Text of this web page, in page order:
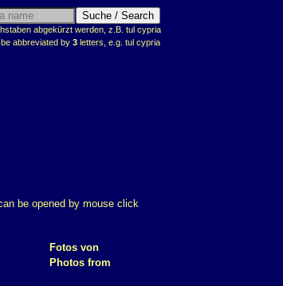
abgekürzt werden, z.B. tul cypria
abbreviated by 3 letters, e.g. tul cypria
be opened by mouse click
Fotos von
Photos from